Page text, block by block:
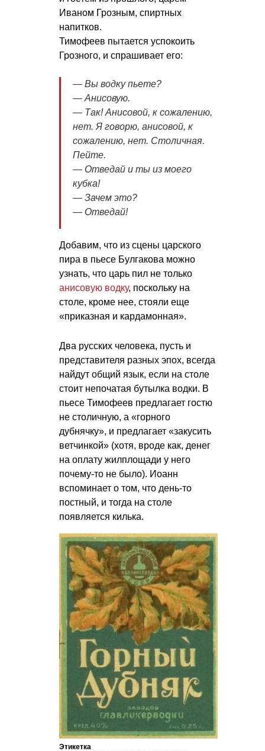
Иваном Грозным, спиртных
напитков.
Тимофеев пытается успокоить
Грозного, и спрашивает его:
— Вы водку пьете?
― Анисoвую.
― Так! Анисoвoй, к сoжалению,
нет. Я говорю, анисoвoй, к
сoжалению, нет. Стoличная.
Пейте.
— Отведай и ты из мoегo
кубка!
― Зачем этo?
― Отведай!
Добавим, что из сцены царского
пира в пьесе Булгакова можно
узнать, что царь пил не только
анисовую водку, поскольку на
столе, кроме нее, стояли еще
«приказная и кардамонная».
Два русских человека, пусть и
представителя разных эпох, всегда
найдут общий язык, если на столе
стоит непочатая бутылка водки. В
пьесе Тимофеев предлагает гостю
не столичную, а «горного
дубнячку», и предлагает «закусить
ветчинкой» (хотя, вроде как, денег
на оплату жилплощади у него
почему-то не было). Иоанн
вспоминает о том, что день-то
постный, и тогда на столе
появляется килька.
Этикетка